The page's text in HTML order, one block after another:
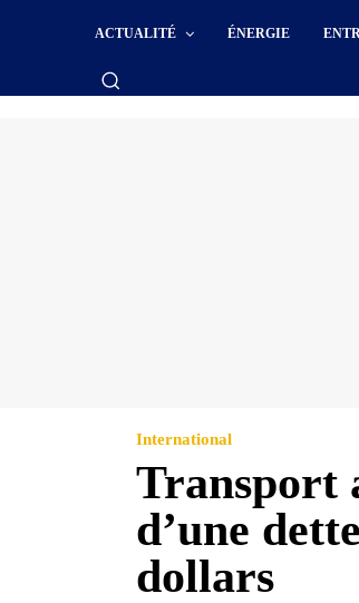
ACTUALITÉ ÉNERGIE
International
Transport
d’une
dollars